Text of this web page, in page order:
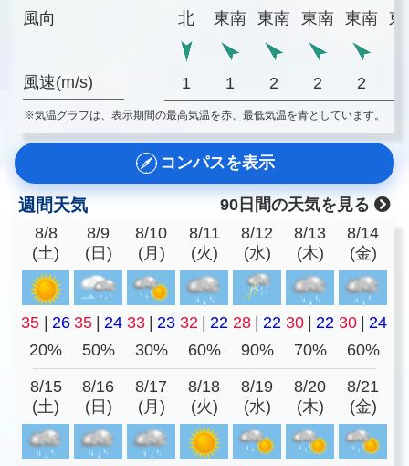
風向
風速(m/s)
北
東南 東南 東南 東南 東
1 1 2 2 2
※気温グラフは、表示期間の最高気温を赤、最低気温を青としています。
コンパスを表示
週間天気
90日間の天気を見る
8/8
(土)
8/9
(日)
8/10
(月)
8/11
(火)
8/12
(水)
8/13
(木)
8/14
(金)
35 26 35 24 33 23 32 22 28 22 30 22 30
24
20%
50% 30% 60% 90% 70% 60%
8/15
(土)
8/16
(日)
8/17
(月)
8/18
(火)
8/19
(水)
8/20
(木)
8/21
(金)